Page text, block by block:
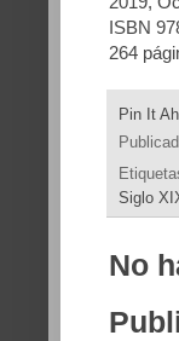
ISBN
264
Pin It
Siglo
No